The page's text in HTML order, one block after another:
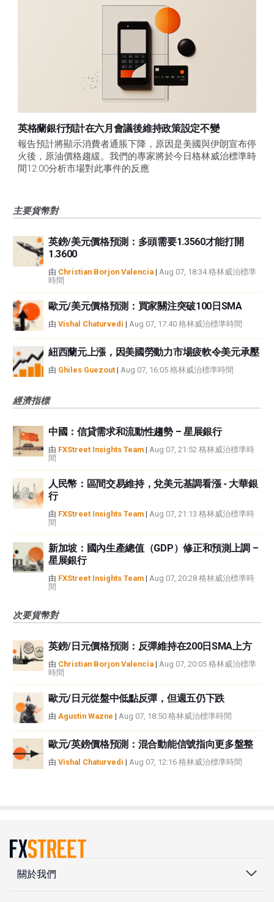
英格蘭銀行預計在六月會議後維持政策設定不變
報告預計將顯示消費者通脹下降，原因是美國與伊朗宣布停
火後，原油價格趨緩。我們的專家將於今日格林威治標準時
間12:00分析市場對此事件的反應
主要貨幣對
英鎊/美元價格預測：多頭需要1.3560才能打開
1.3600
由 Christian Borjon Valencia | Aug 07, 18:34 格林威治標準
時間
歐元/美元價格預測：買家關注突破100日SMA
由 Vishal Chaturvedi | Aug 07, 17:40 格林威治標準時間
紐西蘭元上漲，因美國勞動力市場疲軟令美元承壓
由 Ghiles Guezout | Aug 07, 16:05 格林威治標準時間
經濟指標
中國：信貸需求和流動性趨勢 – 星展銀行
由 FXStreet Insights Team | Aug 07, 21:52 格林威治標準時
間
人民幣：區間交易維持，兌美元基調看漲 - 大華銀
行
由 FXStreet Insights Team | Aug 07, 21:13 格林威治標準時
間
新加坡：國內生產總值（GDP）修正和預測上調 –
星展銀行
由 FXStreet Insights Team | Aug 07, 20:28 格林威治標準時
間
次要貨幣對
英鎊/日元價格預測：反彈維持在200日SMA上方
由 Christian Borjon Valencia | Aug 07, 20:05 格林威治標準
時間
歐元/日元從盤中低點反彈，但週五仍下跌
由 Agustin Wazne | Aug 07, 18:50 格林威治標準時間
歐元/英鎊價格預測：混合動能信號指向更多盤整
由 Vishal Chaturvedi | Aug 07, 12:16 格林威治標準時間
關於我們